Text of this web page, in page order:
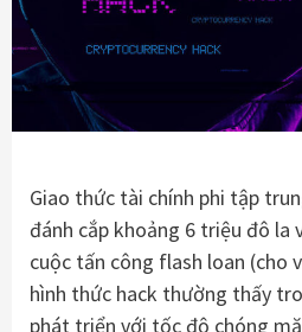
Giao thức tài chính phi tập
đánh cắp khoảng 6 triệu đô
cuộc tấn công flash loan (cho
hình thức hack thường thấy
phát triển với tốc độ chóng